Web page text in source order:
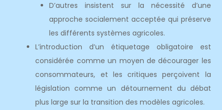
D’autres insistent sur la nécessité d’une
approche socialement acceptée qui préserve
les différents systèmes agricoles.
L’introduction d’un étiquetage obligatoire est
considérée comme un moyen de décourager les
consommateurs, et les critiques perçoivent la
législation comme un détournement du débat
plus large sur la transition des modèles agricoles.